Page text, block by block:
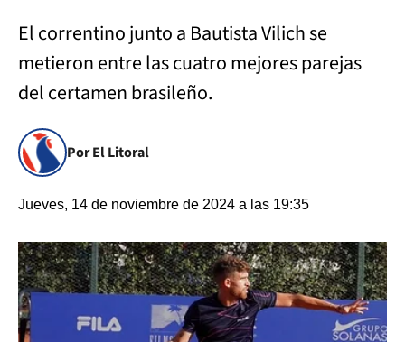
El correntino junto a Bautista Vilich se
metieron entre las cuatro mejores parejas
del certamen brasileño.
Por El Litoral
Jueves, 14 de noviembre de 2024 a las 19:35